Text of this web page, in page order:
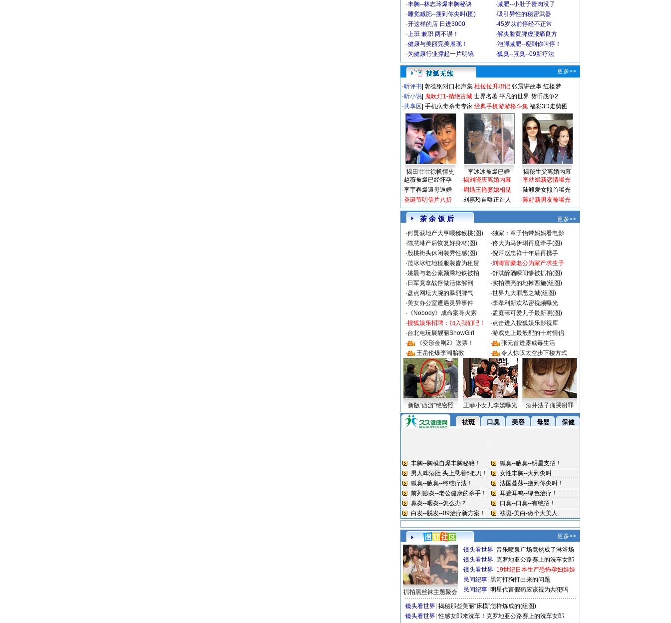
·丰胸--林志玲爆丰胸秘诀 ·减肥--小肚子赘肉没了
·睡觉减肥--瘦到你尖叫(图) ·吸引异性的秘密武器
·开这样的店 日进3000 ·45岁以前停经不正常
·上班 兼职 两不误！ ·解决脸黄脾虚腰痛良方
·健康与美丽完美展现！ ·泡脚减肥--瘦到你叫停！
·为健康行业撑起一片明镜 ·狐臭--腋臭--09新疗法
更多>>
·听评书 郭德纲对口相声集 杜拉拉升职记 张震讲故事 红楼梦
·听小说 鬼吹灯1-精绝古城 世界名著 平凡的世界 货币战争2
·共享区 手机病毒杀毒专家 经典手机游游格斗集 福彩3D走势图
揭田壮壮徐帆情史 李冰冰被爆已婚
揭秘生父离婚内幕
·赵薇被爆已经怀孕
·李宇春爆遭母逼婚
·圣诞节明信片八折
·揭刘晓庆离婚内幕
·周迅王艳婆媳相见
·刘嘉玲自曝正造人
·李幼斌新恋情曝光
·陆毅爱女照首曝光
·陈好新男友被曝光
茶 余 饭 后
更多>>
·何炅获地产大亨喂猕猴桃(图) ·独家：章子怡带妈妈看电影
·陈慧琳产后恢复好身材(图) ·佟大为马伊琍再度牵手(图)
·殷桃街头休闲装秀性感(图) ·倪萍赵忠祥十年后再携手
·范冰冰红地毯服装皆为租赁 ·刘涛富豪老公为家产求生子
·姚晨与老公素颜乘地铁被拍 ·舒淇醉酒瞬间惨被抓拍(图)
· 日军竟拿战俘做活体解剖 ·实拍漂亮的地摊西施(组图)
·盘点网坛大腕的暴烈脾气 ·世界九大罪恶之城(组图)
·美女办公室遭遇灵异事件 ·李孝利新欢私密视频曝光
· 《Nobody》成命案导火索 ·孟庭苇可爱儿子最新照(图)
·搜狐娱乐招聘：加入我们吧！ ·点击进入搜狐娱乐影视库
·台北电玩展靓丽ShowGirl ·游戏史上最般配的十对情侣
·
《变形金刚2》送票！ ·
张元首透露戒毒生活
·
王岳伦爆李湘胎教 · 令人惊叹太空步下楼方式
新版“西游”绝密照 王菲小女儿李嫣曝光 酒井法子痛哭谢罪
更多>>
抓拍黑丝袜主题聚会
镜头看世界 音乐喷泉广场竟然成了淋浴场
镜头看世界 克罗地亚公路赛上的洗车女郎
镜头看世界 19世纪日本生产恐怖孕妇娃娃
民间纪事 黑河打狗打出来的问题
民间纪事 明星代言假药应该视为共犯吗
镜头看世界 揭秘那些美丽“床模”怎样炼成的(组图)
镜头看世界 性感女郎来洗车！克罗地亚公路赛上的洗车女郎